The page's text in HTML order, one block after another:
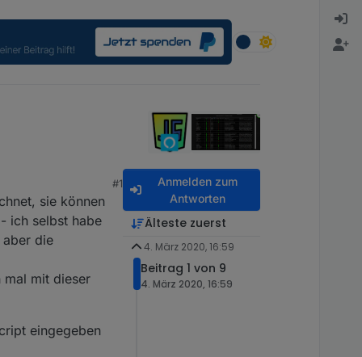
#1
sie können
ich selbst habe
die
mal mit dieser
eingegeben
Anmelden zum
Antworten
Älteste zuerst
4. März 2020, 16:59
Beitrag 1 von 9
4. März 2020, 16:59